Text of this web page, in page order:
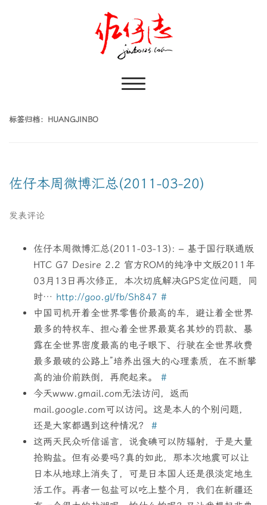
标签归档： HUANGJINBO
佐仔本周微博汇总(2011-03-20)
发表评论
佐仔本周微博汇总(2011-03-13): – 基于国行联通版
HTC G7 Desire 2.2 官方ROM的纯净中文版2011年
03月13日再次修正，本次切底解决GPS定位问题，同
时… http://goo.gl/fb/Sh847 #
中国司机开着全世界零售价最高的车，避让着全世界
最多的特权车、担心着全世界最莫名其妙的罚款、暴
露在全世界密度最高的电子眼下、行驶在全世界收费
最多最破的公路上”培养出强大的心理素质，在不断攀
高的油价前跌倒，再爬起来。#
今天www.gmail.com无法访问，返而
mail.google.com可以访问。这是本人的个别问题，
还是大家都遇到这种情况？#
这两天民众听信谣言，说食碘可以防辐射，于是大量
抢购盐。但有必要吗?真的如此，那本次地震可以让
日本从地球上消失了，可是日本国人还是很淡定地生
活工作。再者一包盐可以吃上整个月，我们在新疆还